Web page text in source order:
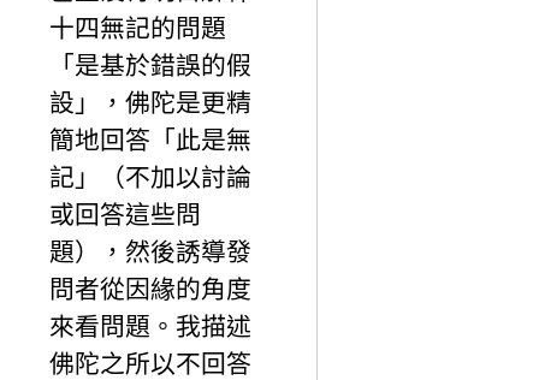
十四無記的問題
「是基於錯誤的假
設」，佛陀是更精
簡地回答「此是無
記」（不加以討論
或回答這些問
題），然後誘導發
問者從因緣的角度
來看問題。我描述
佛陀之所以不回答